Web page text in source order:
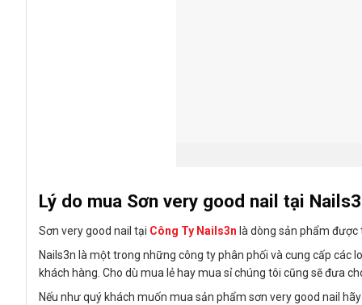
Lý do mua Sơn very good nail tại
Sơn very good nail tại Công Ty Nails3n là dòng sản phẩm
Nails3n là một trong những công ty phân phối và cung cấp các
khách hàng. Cho dù mua lẻ hay mua sỉ chúng tôi cũng sẽ đưa
Nếu như quý khách muốn mua sản phẩm sơn very good nail